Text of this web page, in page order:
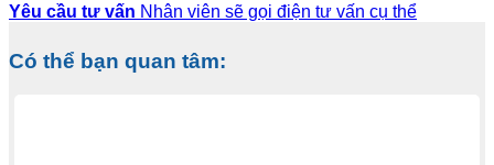
Yêu cầu tư vấn Nhân viên sẽ gọi điện tư vấn cụ thể
Có thể bạn quan tâm: